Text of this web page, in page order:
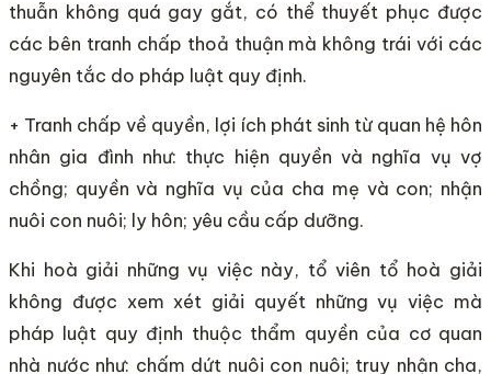
thuẫn không quá gay gắt, có thể thuyết phục được
các bên tranh chấp thoả thuận mà không trái với các
nguyên tắc do pháp luật quy định.
+ Tranh chấp về quyền, lợi ích phát sinh từ quan hệ hôn
nhân gia đình như: thực hiện quyền và nghĩa vụ vợ
chồng; quyền và nghĩa vụ của cha mẹ và con; nhận
nuôi con nuôi; ly hôn; yêu cầu cấp dưỡng.
Khi hoà giải những vụ việc này, tổ viên tổ hoà giải
không được xem xét giải quyết những vụ việc mà
pháp luật quy định thuộc thẩm quyền của cơ quan
nhà nước như: chấm dứt nuôi con nuôi; truy nhận cha,